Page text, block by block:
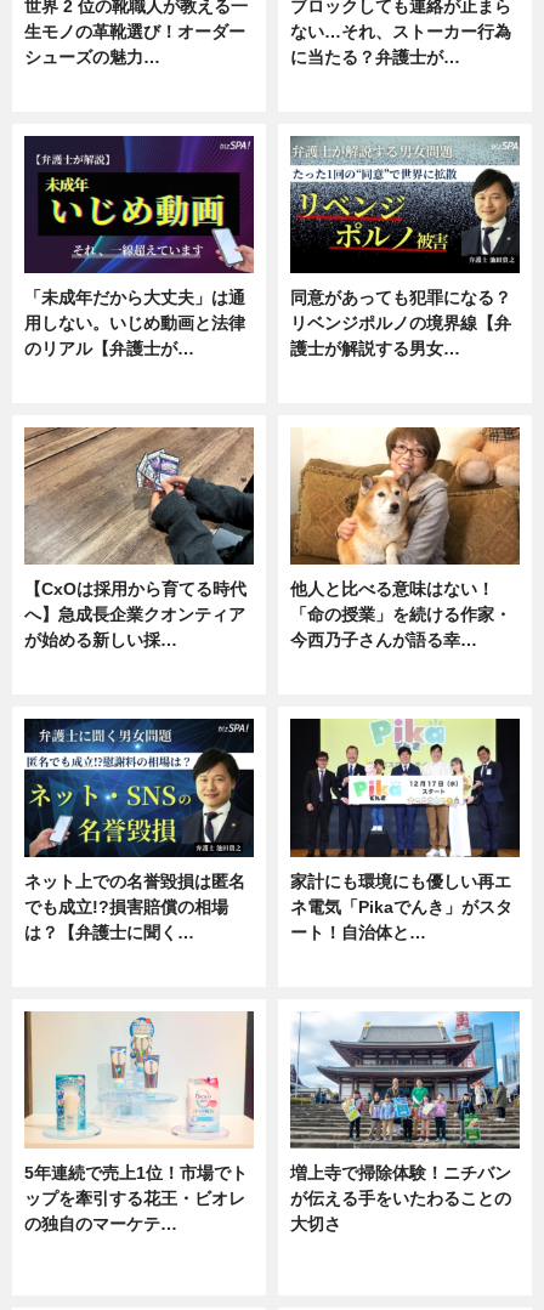
世界 2 位の靴職人が教える一
生モノの革靴選び！オーダー
シューズの魅力…
ブロックしても連絡が止まら
ない…それ、ストーカー行為
に当たる？弁護士が…
「未成年だから大丈夫」は通
用しない。いじめ動画と法律
のリアル【弁護士が…
同意があっても犯罪になる？
リベンジポルノの境界線【弁
護士が解説する男女…
【CxOは採用から育てる時代
へ】急成長企業クオンティア
が始める新しい採…
他人と比べる意味はない！
「命の授業」を続ける作家・
今西乃子さんが語る幸…
ネット上での名誉毀損は匿名
でも成立!?損害賠償の相場
は？【弁護士に聞く…
家計にも環境にも優しい再エ
ネ電気「Pikaでんき」がスタ
ート！自治体と…
5年連続で売上1位！市場でト
ップを牽引する花王・ビオレ
の独自のマーケテ…
増上寺で掃除体験！ニチバン
が伝える手をいたわることの
大切さ